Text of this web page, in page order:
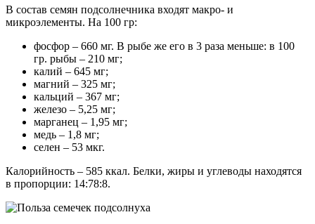
В состав семян подсолнечника входят макро- и
микроэлементы. На 100 гр:
фосфор – 660 мг. В рыбе же его в 3 раза меньше: в 100
гр. рыбы – 210 мг;
калий – 645 мг;
магний – 325 мг;
кальций – 367 мг;
железо – 5,25 мг;
марганец – 1,95 мг;
медь – 1,8 мг;
селен – 53 мкг.
Калорийность – 585 ккал. Белки, жиры и углеводы находятся
в пропорции: 14:78:8.